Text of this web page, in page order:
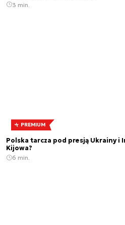
3 min.
PREMIUM
Polska tarcza pod presją Ukrainy i
Kijowa?
6 min.